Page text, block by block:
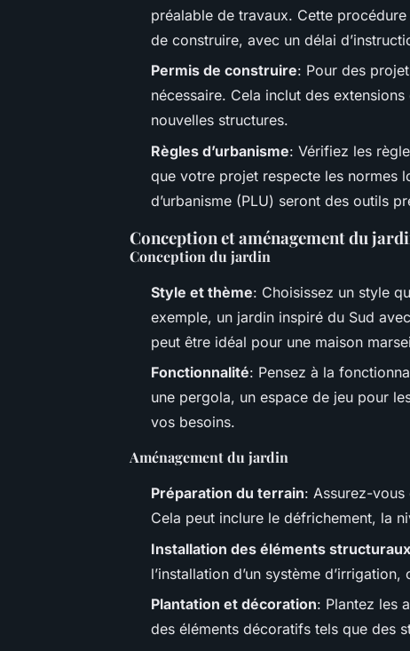
préalable de travaux. Cette
de construire, avec un délai
Permis de construire: Pour des
nécessaire. Cela inclut des
nouvelles structures.
Règles d’urbanisme: Vérifiez les
que votre projet respecte les normes
d’urbanisme (PLU) seront des outils
Conception et aménagement du
Conception du jardin
Style et thème: Choisissez un style
exemple, un jardin inspiré du Sud
peut être idéal pour une maison
Fonctionnalité: Pensez à la
une pergola, un espace de jeu pour
vos besoins.
Aménagement du jardin
Préparation du terrain: Assurez-
Cela peut inclure le défrichement, la
Installation des éléments structuraux
l’installation d’un système
Plantation et décoration: Plantez les
des éléments décoratifs tels que des